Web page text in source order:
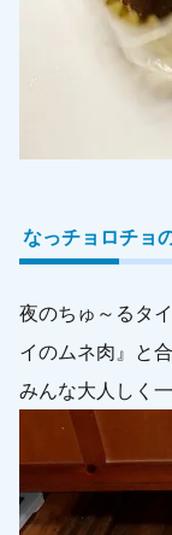
なっチョロチョ
夜のちゅ～るタ
イのムネ肉』と合
みんな大人しく